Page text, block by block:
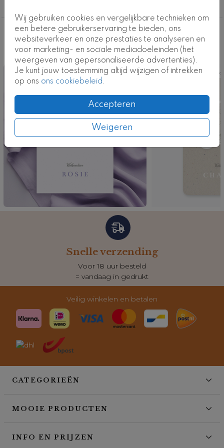
Wij gebruiken cookies en vergelijkbare technieken om
een betere gebruikerservaring te bieden, ons
websiteverkeer en onze prestaties te analyseren en
voor marketing- en sociale mediadoeleinden (het
weergeven van gepersonaliseerde advertenties).
Je kunt jouw toestemming altijd wijzigen of intrekken
op ons ons cookiebeleid.
Accepteren
Weigeren
Deze ontwerpen vind je misschien ook
leuk
Kaart
Snelle verzending
Voor 18 uur besteld
= vandaag in gedrukt
Veilig winkelen en betalen
CATEGORIEËN
MOOIE PRODUCTEN
INFO EN PRIJZEN